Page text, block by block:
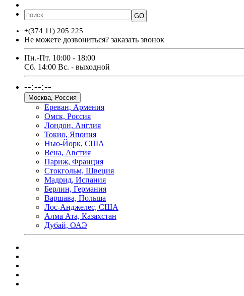
GO
+(374 11) 205 225
Не можете дозвониться? заказать звонок
Пн.-Пт. 10:00 - 18:00
Сб. 14:00 Вс. - выходной
--:--:--
Москва, Россия
Ереван, Армения
Омск, Россия
Лондон, Англия
Токио, Япония
Нью-Йорк, США
Вена, Австия
Париж, Франция
Стокгольм, Швеция
Мадрид, Испания
Берлин, Германия
Варшава, Польша
Лос-Анджелес, США
Алма Ата, Казахстан
Дубай, ОАЭ